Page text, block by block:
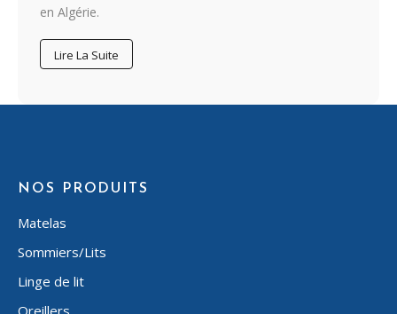
en Algérie.
Lire La Suite
NOS PRODUITS
Matelas
Sommiers/Lits
Linge de lit
Oreillers